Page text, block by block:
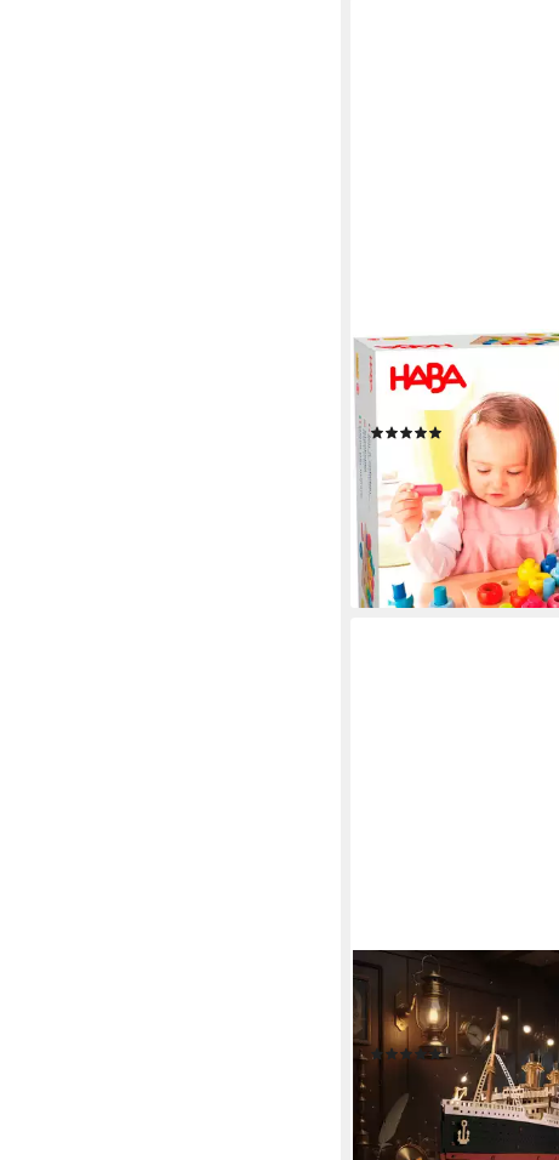
HABA
Steckspielzeug
Germany
(19)
ab 31,92 € UVP 39,99 €
-20%
lieferbar - in 1-2 Werktagen
ROBOTIME
Modellbausatz 1912 -
Voyager aus Holz, (433-
(2)
lieferbar - in 4-5